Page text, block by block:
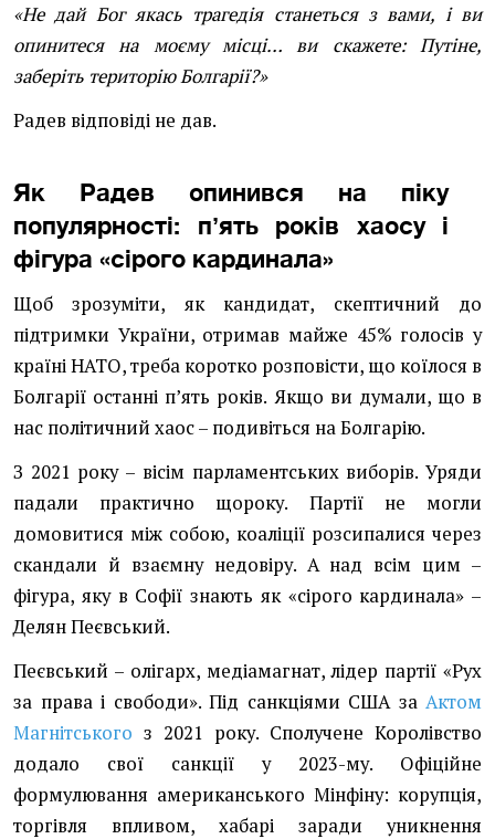
«Не дай Бог якась трагедія станеться з вами, і ви
опинитеся на моєму місці… ви скажете: Путіне,
заберіть територію Болгарії?»
Радев відповіді не дав.
Як Радев опинився на піку
популярності: пʼять років хаосу і
фігура «сірого кардинала»
Щоб зрозуміти, як кандидат, скептичний до
підтримки України, отримав майже 45% голосів у
країні НАТО, треба коротко розповісти, що коїлося в
Болгарії останні пʼять років. Якщо ви думали, що в
нас політичний хаос – подивіться на Болгарію.
З 2021 року – вісім парламентських виборів. Уряди
падали практично щороку. Партії не могли
домовитися між собою, коаліції розсипалися через
скандали й взаємну недовіру. А над всім цим –
фігура, яку в Софії знають як «сірого кардинала» –
Делян Пеєвський.
Пеєвський – олігарх, медіамагнат, лідер партії «Рух
за права і свободи». Під санкціями США за Актом
Магнітського з 2021 року. Сполучене Королівство
додало свої санкції у 2023-му. Офіційне
формулювання американського Мінфіну: корупція,
торгівля впливом, хабарі заради уникнення